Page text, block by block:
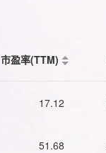
市盈率(TTM)
17.12
51.68